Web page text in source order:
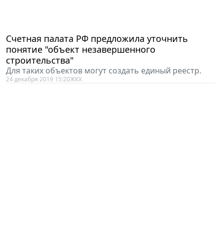
Счетная палата РФ предложила уточнить
понятие "объект незавершенного
строительства"
Для таких объектов могут создать единый реестр.
24 декабря 2019 15:20ЖКХ